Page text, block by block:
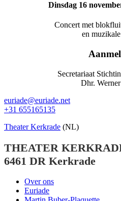
Dinsdag 16
Concert met
en
Secretariaat
Dhr. Werner
euriade@euriade.net
+31 655165135
Theater Kerkrade (NL)
THEATER
6461 DR Kerkrade
Over ons
Euriade